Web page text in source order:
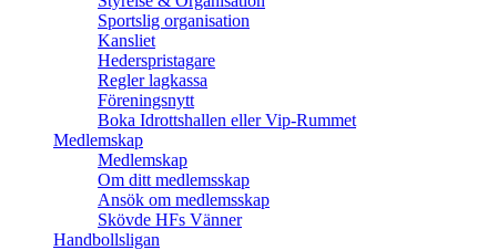
Sportslig organisation
Kansliet
Hederspristagare
Regler lagkassa
Föreningsnytt
Boka Idrottshallen eller Vip-Rummet
Medlemskap
Medlemskap
Om ditt medlemsskap
Ansök om medlemsskap
Skövde HFs Vänner
Handbollsligan